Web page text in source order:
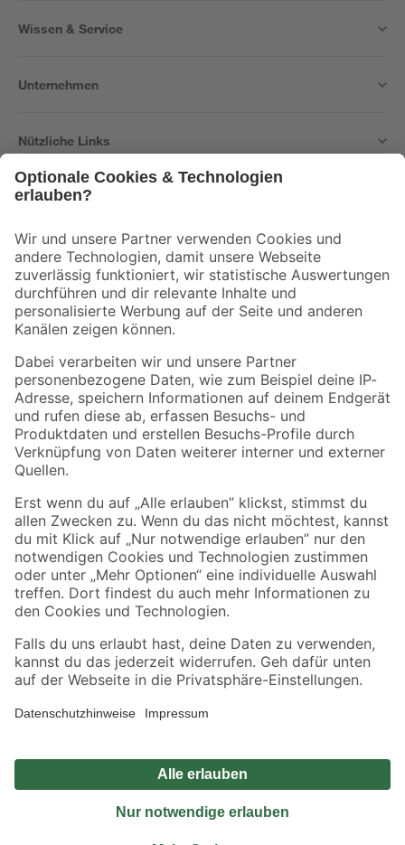
Wissen & Service
Unternehmen
Nützliche Links
Der toom Newsletter: Keine Angebote und Aktionen mehr verpassen!
Zur Newsletter Anmeldung
Folge uns
Zahlungsarten Versandarten
Sicher einkaufen
Jetzt die toom-App herunterladen
Alle Preisangaben in EUR inkl. gesetzl. MwSt.. Die dargestellten Angebote sind unter
Umständen nicht in allen Märkten verfügbar. Die angegebenen Verfügbarkeiten beziehen
Produkte nur solange der Vorrat reicht.
*Paketversand ab 59 € versandkostenfrei, gilt nicht für Artikel mit Speditionsversand, hier
Privatsphäre Impressum
Nutzungsbedingungen
Widerrufsrecht
Vertrag widerrufen